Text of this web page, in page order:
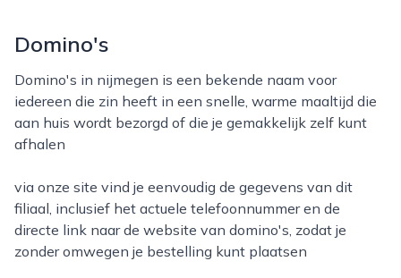
Domino's
Domino's in nijmegen is een bekende naam voor
iedereen die zin heeft in een snelle, warme maaltijd die
aan huis wordt bezorgd of die je gemakkelijk zelf kunt
afhalen
via onze site vind je eenvoudig de gegevens van dit
filiaal, inclusief het actuele telefoonnummer en de
directe link naar de website van domino's, zodat je
zonder omwegen je bestelling kunt plaatsen